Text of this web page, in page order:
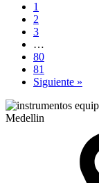
1
2
3
…
80
81
Siguiente »
Medellin